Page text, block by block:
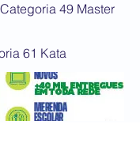
49 Master
61 Kata